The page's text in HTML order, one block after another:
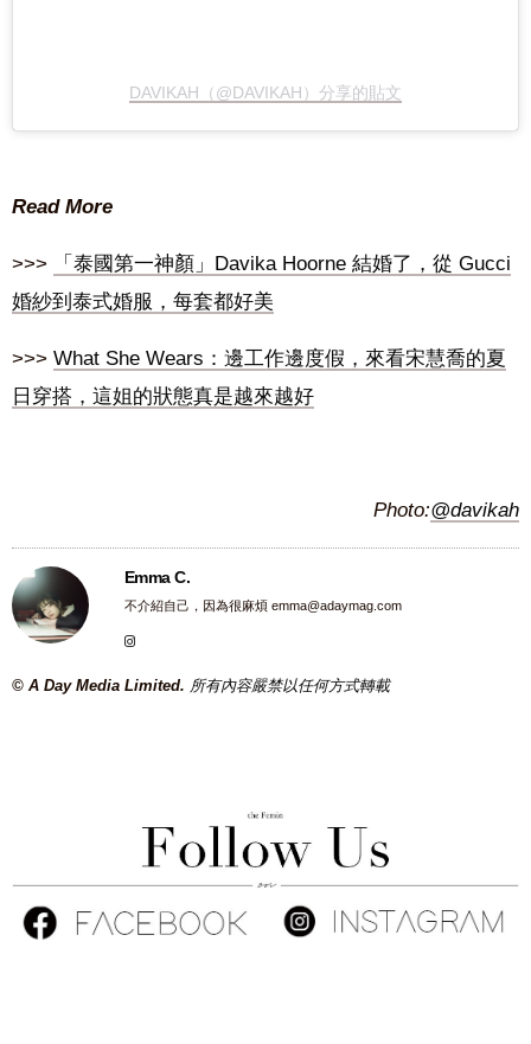
DAVIKAH（@DAVIKAH）分享的貼文
Read More
>>>
「泰國第一神顏」Davika Hoorne 結婚了，從 Gucci
婚紗到泰式婚服，每套都好美
>>> What She Wears：邊工作邊度假，來看宋慧喬的夏
日穿搭，這姐的狀態真是越來越好
Photo:@davikah
Emma C.
不介紹自己，因為很麻煩 emma@adaymag.com
© A Day Media Limited. 所有內容嚴禁以任何方式轉載